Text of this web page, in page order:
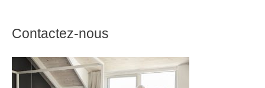
Contactez-nous